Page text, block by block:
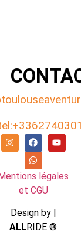
légales
et CGU
Design by |
ALLRIDE ®